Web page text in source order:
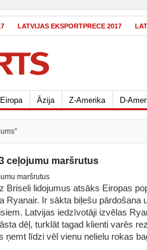
LATVIJAS EKSPORTPRECE 2017
Eiropa Āzija Z-Amerika D-
ceļojumu maršrutus
Briseli lidojumus atsāks Eiropas
Ryanair. Ir sākta biļešu pārdošana
Latvijas iedzīvotāji izvēlas
dēļ, turklāt tagad klienti varēs
ņemt līdzi vēl vienu nelielu rokas